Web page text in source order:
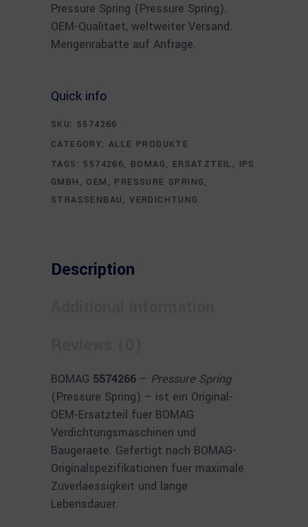
Pressure Spring (Pressure Spring).
OEM-Qualitaet, weltweiter Versand.
Mengenrabatte auf Anfrage.
Quick info
SKU: 5574266
CATEGORY:ALLE PRODUKTE
TAGS: 5574266, BOMAG, ERSATZTEIL , IPS
GMBH , OEM , PRESSURE SPRING,
STRASSENBAU,VERDICHTUNG
Description
BOMAG 5574266 – Pressure Spring
(Pressure Spring) – ist ein Original-
OEM-Ersatzteil fuer BOMAG
Verdichtungsmaschinen und
Baugeraete. Gefertigt nach BOMAG-
Originalspezifikationen fuer maximale
Zuverlaessigkeit und lange
Lebensdauer.